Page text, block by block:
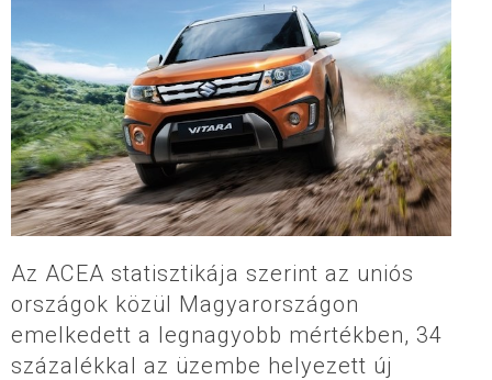
Az ACEA statisztikája szerint az uniós
országok közül Magyarországon
emelkedett a legnagyobb mértékben, 34
százalékkal az üzembe helyezett új